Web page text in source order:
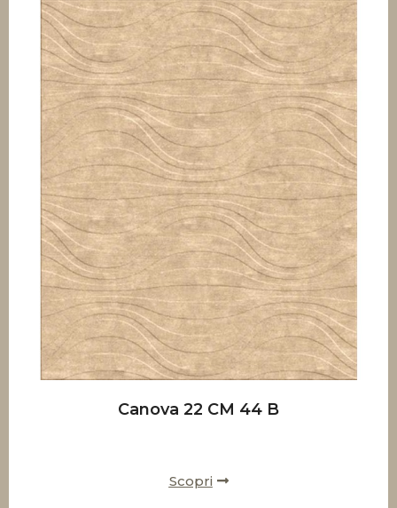
Canova 22 CM 44 B
Scopri